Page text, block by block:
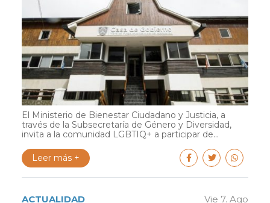
El Ministerio de Bienestar Ciudadano y Justicia, a
través de la Subsecretaría de Género y Diversidad,
invita a la comunidad LGBTIQ+ a participar de...
Leer más +
ACTUALIDAD Vie 7. Ago